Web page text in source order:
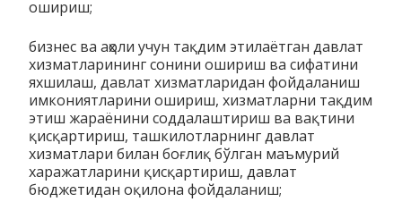
ошириш;
бизнес ва аҳоли учун тақдим этилаётган давлат
хизматларининг сонини ошириш ва сифатини
яхшилаш, давлат хизматларидан фойдаланиш
имкониятларини ошириш, хизматларни тақдим
этиш жараёнини соддалаштириш ва вақтини
қисқартириш, ташкилотларнинг давлат
хизматлари билан боғлиқ бўлган маъмурий
харажатларини қисқартириш, давлат
бюджетидан оқилона фойдаланиш;